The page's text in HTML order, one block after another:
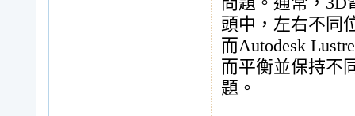
頭中，左右不同
而Autodesk
而平衡並保持不
題。